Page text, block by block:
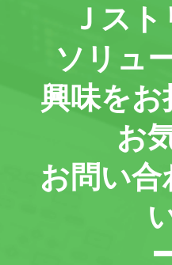
Ｊス
ソリュ
興味をお
お
お問い合